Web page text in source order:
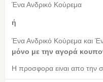
Ένα Ανδρικό Κούρεμα
ή
Ένα Ανδρικό Κούρεμα και
μόνο με την αγορά
Η προσφορα ειναι απο την